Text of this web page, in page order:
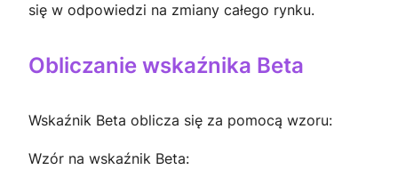
się w odpowiedzi na zmiany całego rynku.
Obliczanie wskaźnika Beta
Wskaźnik Beta oblicza się za pomocą wzoru:
Wzór na wskaźnik Beta: